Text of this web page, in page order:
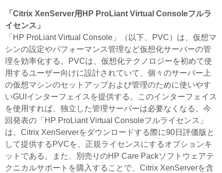
「Citrix XenServer用HP ProLiant Virtual Consoleフルラ
イセンス」
「HP ProLiant Virtual Console」（以下、PVC）は、仮想マ
シンの設定やパフォーマンス管理など仮想化サーバーの管
理を効率化する。PVCは、仮想化テクノロジーを初めて使
用するユーザー向けに設計されていて、個々のサーバー上
の仮想マシンのセットアップおよび管理のために使いやす
いGUIインターフェイスを提供する。このインターフェイス
を使用すれば、独立した管理サーバーは必要なくなる。今
回発表の「HP ProLiant Virtual Consoleフルライセンス」
は、Citrix XenServerをダウンロードする際に90日評価版と
して提供するPVCを、正規ライセンスにするオプションキ
ットである。また、別売りのHP Care Packソフトウェアテ
クニカルサポートを購入することで、Citrix XenServerを含